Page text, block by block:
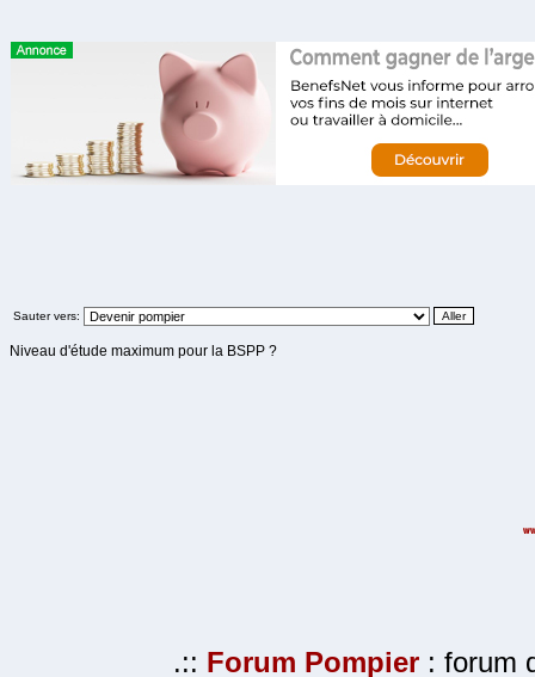
Sauter vers:
Niveau d'étude maximum pour la BSPP ?
.:: Forum Pompier : forum